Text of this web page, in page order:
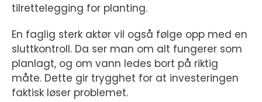
tilrettelegging for planting.
En faglig sterk aktør vil også følge opp med en
sluttkontroll. Da ser man om alt fungerer som
planlagt, og om vann ledes bort på riktig
måte. Dette gir trygghet for at investeringen
faktisk løser problemet.